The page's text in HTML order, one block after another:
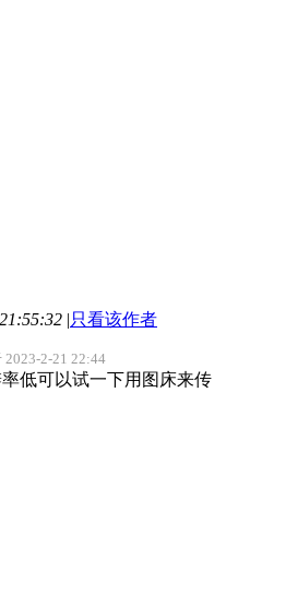
|只看该作者
2023-2-21 22:44
低可以试一下用图床来传